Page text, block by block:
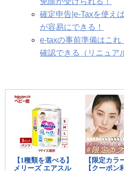
確定申告|e-Taxを使え
が容易にできる！
e-taxの事前準備はこ
確認できる（リニュア